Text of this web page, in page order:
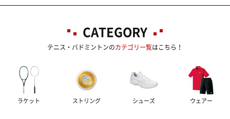
CATEGORY
テニス・バドミントンのカテゴリ一覧はこちら！
ラケット ストリング シューズ ウェアー